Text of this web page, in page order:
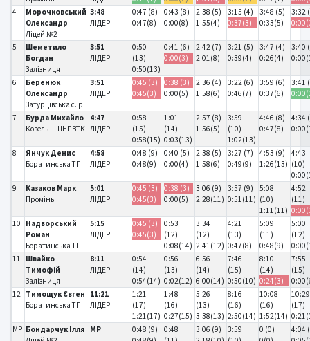
4
Морочковський
Олександр
Ліцей №2
3:48
ЛІДЕР
0:47 (8)
0:47(8)
0:43 (8)
0:00(8)
2:38 (5)
1:55(4)
3:15 (4)
0:37(3)
3:48 (5)
0:33(5)
3:32
5
Шеметило
Богдан
Залізниця
3:51
ЛІДЕР
0:50
(13)
0:50(13)
0:41 (6)
0:00(3)
2:42 (7)
2:01(8)
3:21 (5)
0:39(4)
3:47 (4)
0:26(4)
3:40
6
Беренюк
Олександр
Затурцівська с. р.
3:51
ЛІДЕР
0:45 (3)
0:45(3)
0:38 (3)
0:00(5)
2:36 (4)
1:58(6)
3:22 (6)
0:46(7)
3:59 (6)
0:37(6)
3:41
7
Бурда Михайло
Ковель — ЦНПВТК
4:47
ЛІДЕР
0:58
(15)
0:58(15)
1:01
(14)
0:03(13)
2:57 (8)
1:56(5)
3:59
(10)
1:02(13)
4:46 (8)
0:47(8)
4:34
8
Янчук Денис
Боратинська ТГ
4:58
ЛІДЕР
0:48 (9)
0:48(9)
0:40 (5)
0:00(4)
2:38 (5)
1:58(6)
3:27 (7)
0:49(9)
4:53 (9)
1:26(13)
4:43
(10)
9
Казаков Марк
Промінь
5:01
ЛІДЕР
0:45 (3)
0:45(3)
0:38 (3)
0:00(5)
3:06 (9)
2:28(11)
3:57 (9)
0:51(11)
5:08
(10)
1:11(11)
4:52
(11)
10
Надворський
Роман
Боратинська ТГ
5:15
ЛІДЕР
0:45 (3)
0:45(3)
0:53
(12)
0:08(14)
3:34
(12)
2:41(12)
4:21
(13)
0:47(8)
5:09
(11)
0:48(9)
5:00
(12)
11
Швайко
Тимофій
Залізниця
8:11
ЛІДЕР
0:54
(14)
0:54(14)
0:56
(13)
0:02(12)
6:56
(14)
6:00(14)
7:46
(15)
0:50(10)
8:10
(14)
0:24(3)
7:55
(15)
12 Тимощук Євген
Боратинська ТГ
11:21
ЛІДЕР
1:21
(17)
1:21(17)
1:48
(16)
0:27(15)
5:26
(13)
3:38(13)
8:16
(16)
2:50(14)
10:08
(16)
1:52(14)
10:29
(17)
MP Бондарчук Ілля
MP
0:48 (9)
0:48
3:06 (9)
3:59
0 (0)
4:04